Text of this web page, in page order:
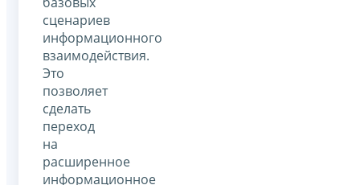
сценариев
информационного
взаимодействия.
Это
позволяет
сделать
переход
на
расширенное
информационное